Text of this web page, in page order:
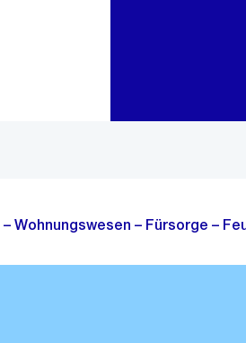
Wohnungswesen – Fürsorge –